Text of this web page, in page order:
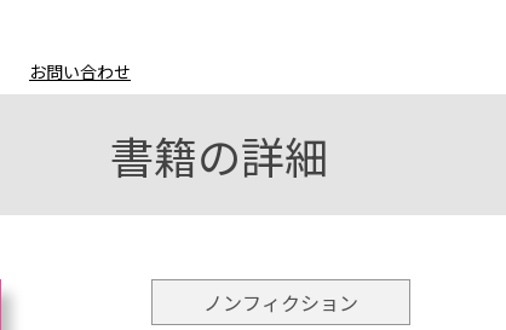
お問い合わせ
書籍の詳細
ノンフィクション